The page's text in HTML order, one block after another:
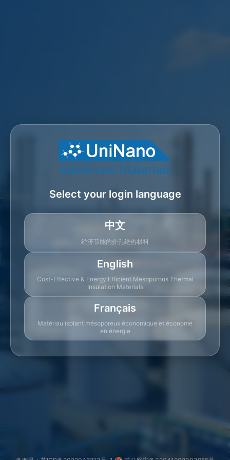
Select your login language
中文
经济节能的介孔绝热材料
English
Cost-Effective & Energy Efficient Mesoporous Thermal
Insulation Materials
Français
Matériau isolant mésoporeux économique et économe
en énergie